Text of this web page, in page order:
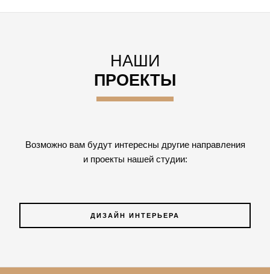
НАШИ
ПРОЕКТЫ
Возможно вам будут интересны другие направления
и проекты нашей студии:
ДИЗАЙН ИНТЕРЬЕРА